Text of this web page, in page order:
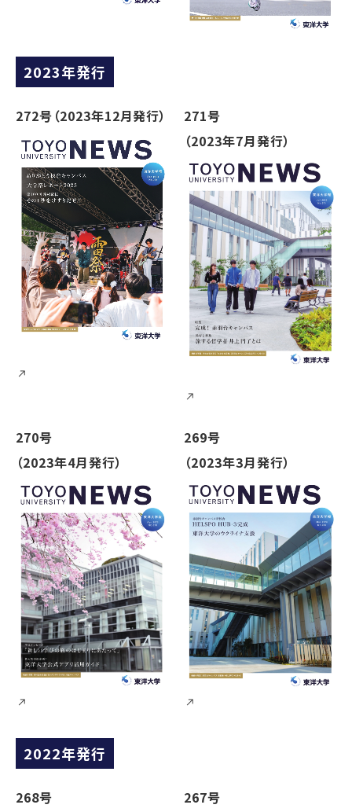
2023年発行
272号（2023年12月発行）
271号
（2023年7月発行）
270号
（2023年4月発行）
269号
（2023年3月発行）
2022年発行
268号
267号